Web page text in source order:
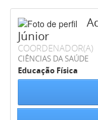
Júnior
COORDENADOR(A)
CIÊNCIAS DA SAÚDE
Educação Física